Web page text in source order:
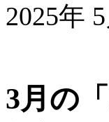
2025年
3月の